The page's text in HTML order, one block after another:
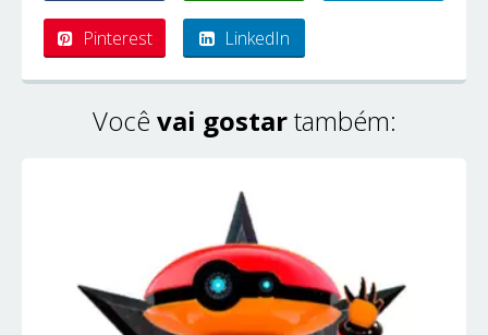
Pinterest LinkedIn
Você vai gostartambém: